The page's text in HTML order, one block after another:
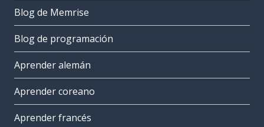
Blog de Memrise
Blog de programación
Aprender alemán
Aprender coreano
Aprender francés